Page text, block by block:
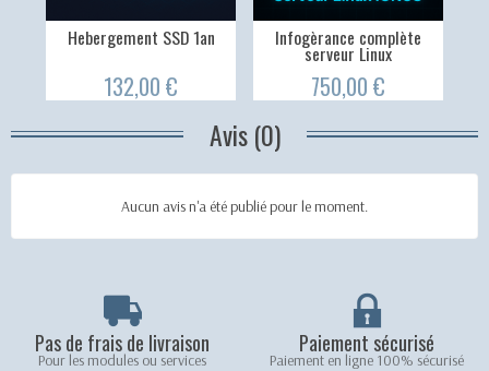
Hebergement SSD 1an
132,00 €
Infogèrance complète
serveur Linux
750,00 €
Avis (0)
Aucun avis n'a été publié pour le moment.
Pas de frais de livraison
Pour les modules ou services
Paiement sécurisé
Paiement en ligne 100% sécurisé